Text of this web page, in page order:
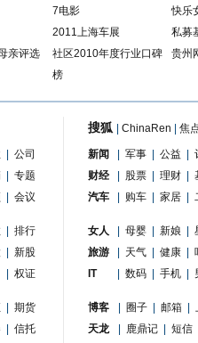
7电影
快乐
2011上海车展
私募
亲评选
社区2010年度行业口碑
榜
贵州
公司
专题
会议
排行
新股
权证
期货
信托
搜狐 ChinaRen 焦
新闻 军事 公益
财经
股票 理财
汽车
购车 家居
女人 母婴 新娘
旅游
天气 健康
IT
数码 手机
博客 圈子 邮箱
天龙
鹿鼎记
短信